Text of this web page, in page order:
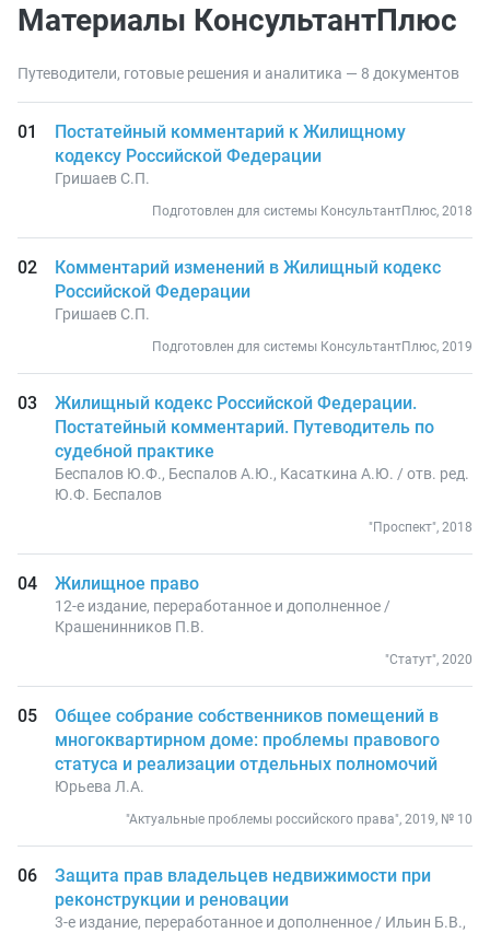
Материалы КонсультантПлюс
Путеводители, готовые решения и аналитика — 8 документов
Постатейный комментарий к Жилищному
кодексу Российской Федерации
Гришаев С.П.
Подготовлен для системы КонсультантПлюс, 2018
Комментарий изменений в Жилищный кодекс
Российской Федерации
Гришаев С.П.
Подготовлен для системы КонсультантПлюс, 2019
Жилищный кодекс Российской Федерации.
Постатейный комментарий. Путеводитель по
судебной практике
Беспалов Ю.Ф., Беспалов А.Ю., Касаткина А.Ю. / отв. ред.
Ю.Ф. Беспалов
"Проспект", 2018
Жилищное право
12-е издание, переработанное и дополненное /
Крашенинников П.В.
"Статут", 2020
Общее собрание собственников помещений в
многоквартирном доме: проблемы правового
статуса и реализации отдельных полномочий
Юрьева Л.А.
"Актуальные проблемы российского права", 2019, № 10
Защита прав владельцев недвижимости при
реконструкции и реновации
3-е издание, переработанное и дополненное / Ильин Б.В.,